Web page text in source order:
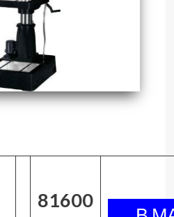
81600